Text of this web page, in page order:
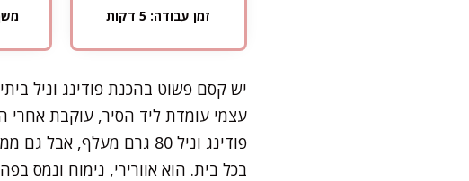
זמן עבודה: 5 דקות משך
יש קסם פשוט בהכנת פודינג וניל
עצמי עומדת ליד הסיר, עוקבת
פודינג וניל 80 גרם
בכל בית. הוא אוורירי, נימוח ונמס